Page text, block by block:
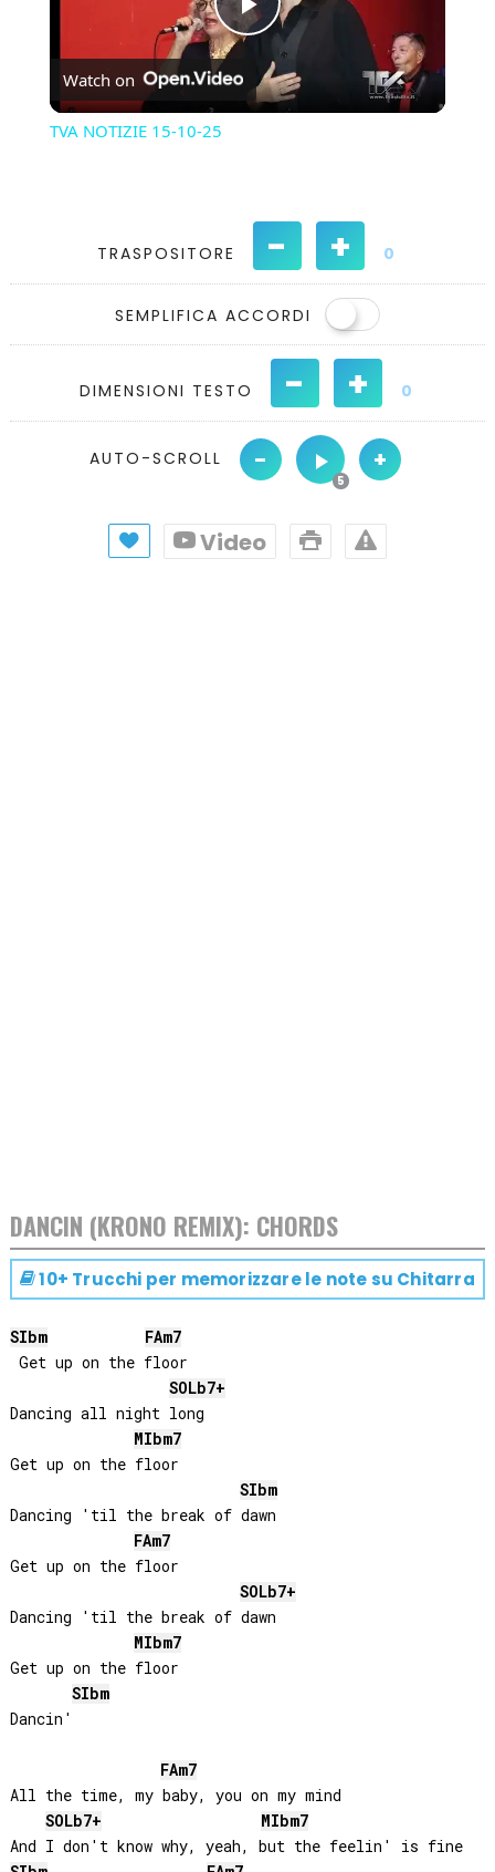
Play
Video
Watch on
TVA NOTIZIE 15-10-25
TRASPOSITORE - + 0
SEMPLIFICA ACCORDI
DIMENSIONI TESTO - + 0
AUTO-SCROLL - +
Video
DANCIN (KRONO REMIX): CHORDS
10+ Trucchi per memorizzare le note su Chitarra
SIbm FAm7
Get up on the floor
SOLb7+
Dancing all night long
MIbm7
Get up on the floor
SIbm
Dancing 'til the break of dawn
FAm7
Get up on the floor
SOLb7+
Dancing 'til the break of dawn
MIbm7
Get up on the floor
SIbm
Dancin'
FAm7
All the time, my baby, you on my mind
SOLb7+ MIbm7
And I don't know why, yeah, but the feelin' is fine